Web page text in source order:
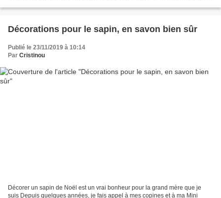
Décorations pour le sapin, en savon bien sûr
Publié le 23/11/2019 à 10:14
Par Cristinou
Décorer un sapin de Noël est un vrai bonheur pour la grand mère que je
suis Depuis quelques années, je fais appel à mes copines et à ma Mini